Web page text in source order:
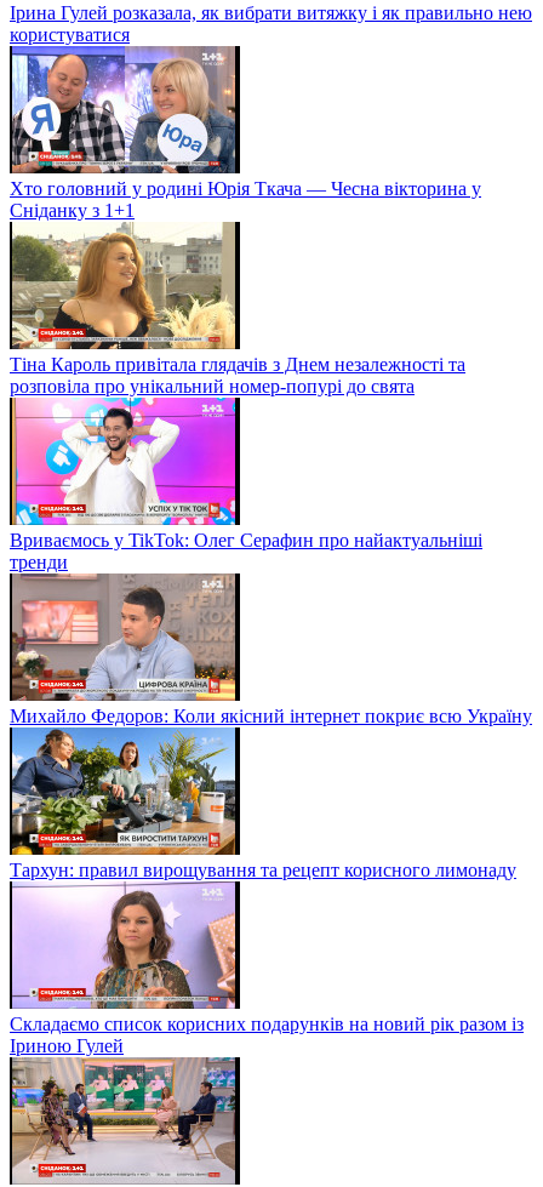
Ірина Гулей розказала, як вибрати витяжку і як правильно нею
користуватися
Хто головний у родині Юрія Ткача — Чесна вікторина у
Сніданку з 1+1
Тіна Кароль привітала глядачів з Днем незалежності та
розповіла про унікальний номер-попурі до свята
Вриваємось у TikTok: Олег Серафин про найактуальніші
тренди
Михайло Федоров: Коли якісний інтернет покриє всю Україну
Тархун: правил вирощування та рецепт корисного лимонаду
Складаємо список корисних подарунків на новий рік разом із
Іриною Гулей